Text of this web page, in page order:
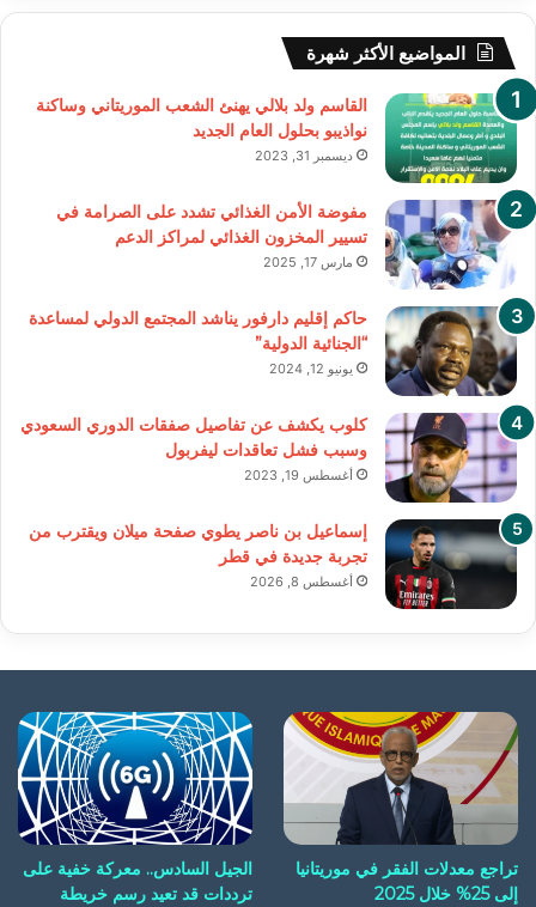
المواضيع الأكثر شهرة
القاسم ولد بلالي يهنئ الشعب الموريتاني وساكنة
نواذيبو بحلول العام الجديد
ديسمبر 31, 2023
مفوضة الأمن الغذائي تشدد على الصرامة في
تسيير المخزون الغذائي لمراكز الدعم
مارس 17, 2025
حاكم إقليم دارفور يناشد المجتمع الدولي لمساعدة
“الجنائية الدولية”
يونيو 12, 2024
كلوب يكشف عن تفاصيل صفقات الدوري السعودي
وسبب فشل تعاقدات ليفربول
أغسطس 19, 2023
إسماعيل بن ناصر يطوي صفحة ميلان ويقترب من
تجربة جديدة في قطر
أغسطس 8, 2026
تراجع معدلات الفقر في موريتانيا
إلى 25% خلال 2025
الجيل السادس.. معركة خفية على
ترددات قد تعيد رسم خريطة